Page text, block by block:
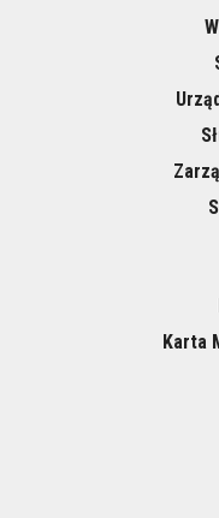
Karta